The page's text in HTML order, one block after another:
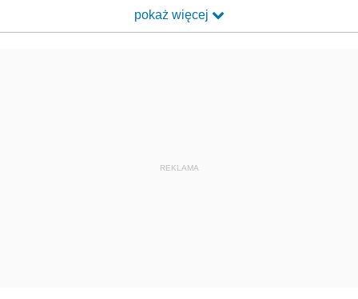
pokaż więcej
REKLAMA